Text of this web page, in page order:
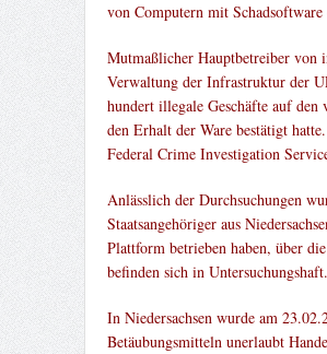
von Computern mit
Mutmaßlicher Hauptbetreiber von
Verwaltung der Infrastruktur der
hundert illegale Geschäfte auf den
den Erhalt der Ware bestätigt
Federal Crime Investigation
Anlässlich der Durchsuchungen
Staatsangehöriger aus
Plattform betrieben haben, über
befinden sich in Untersuchungshaft.
In Niedersachsen wurde am
Betäubungsmitteln unerlaubt